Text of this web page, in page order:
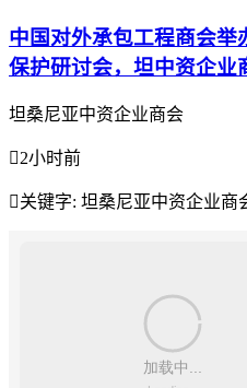
中国对外承包工程商会
保护研讨会，坦中资企业
坦桑尼亚中资企业商会
2小时前
关键字: 坦桑尼亚中资企业商